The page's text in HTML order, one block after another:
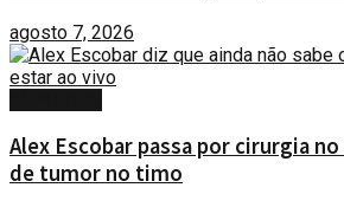
agosto 7, 2026
Alex Escobar passa por cirurgia
de tumor no timo